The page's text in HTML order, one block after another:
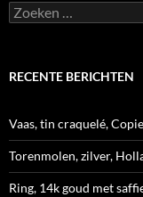
Zoeken
naar:
RECENTE BERICHTEN
Vaas, tin craquelé,
Torenmolen, zilver,
Ring, 14k goud met